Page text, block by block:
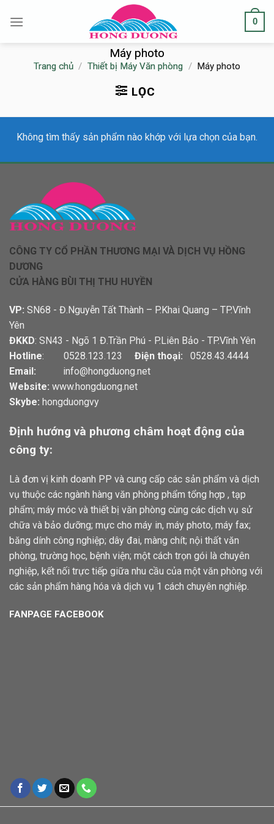
0
Máy photo
Trang chủ / Thiết bị Máy Văn phòng / Máy photo
LỌC
Không tìm thấy sản phẩm nào khớp với lựa chọn của bạn.
CÔNG TY CỔ PHẦN THƯƠNG MẠI VÀ DỊCH VỤ HỒNG
DƯƠNG
CỬA HÀNG BÙI THỊ THU HUYỀN
VP: SN68 - Đ.Nguyễn Tất Thành – P.Khai Quang – TP.Vĩnh
Yên
ĐKKD: SN43 - Ngõ 1 Đ.Trần Phú - P.Liên Bảo - TP.Vĩnh Yên
Hotline: 0528.123.123 Điện thoại: 0528.43.4444
Email:
info@hongduong.net
Website: www.hongduong.net
Skybe: hongduongvy
Định hướng và phương châm hoạt động của
công ty:
Là đơn vị kinh doanh PP và cung cấp các sản phẩm và dịch
vụ thuộc các ngành hàng văn phòng phẩm tổng hợp , tạp
phẩm; máy móc và thiết bị văn phòng cùng các dịch vụ sử
chữa và bảo dưỡng; mực cho máy in, máy photo, máy fax;
băng dính công nghiệp; dây đai, màng chít; nội thất văn
phòng, trường học, bệnh viện; một cách trọn gói là chuyên
nghiệp, kết nối trực tiếp giữa nhu cầu của một văn phòng với
các sản phẩm hàng hóa và dịch vụ 1 cách chuyên nghiệp.
FANPAGE FACEBOOK